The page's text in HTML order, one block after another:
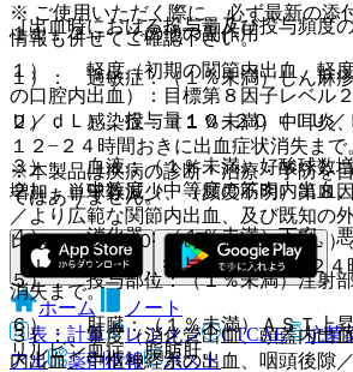
１１．２． その他の副作用
１）． 過敏症：（１％未満）じん麻
２）． 感染症：（１％未満）中耳炎
３）． 血液：（１％未満）好酸球数
増加、単球数減少、（頻度不明）第８
４）． 消化器：（１％未満）下痢、
５）． 投与部位：（１％未満）注射
６）． 肝臓：（１％未満）ＡＳＴ上
リルビン血症、脂肪肝。
［出血時における投与量及び投与頻度
１）． 軽度（初期の関節内出血、軽
の口腔内出血）：目標第８因子レベル
Ｕ／ｄＬ）、投与量１０−２０（ＩＵ
１２−２４時間おきに出血症状消失まで
２）． 中等度（中等度の筋肉内出血
／より広範な関節内出血、及び既知の
レベル３０−６０（％又はＩＵ／ｄＬ）
（ＩＵ／ｋｇ）、投与頻度は１２−２
消失まで。
３）． 重度（消化管出血、頭蓋内出
内出血、中枢神経系の出血、咽頭後隙
※ ご使用いただく際に、必ず最新の添
情報も併せてご確認下さい。
※本製品は疾病の診断・治療・予防を
ではありません。
ホーム
ノート
表・計算
レジメン CTCAE 抗菌
アル
薬剤情報 ポスト